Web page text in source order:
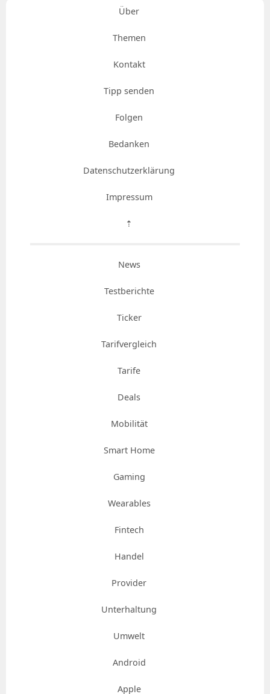
Über
Themen
Kontakt
Tipp senden
Folgen
Bedanken
Datenschutzerklärung
Impressum
⇡
News
Testberichte
Ticker
Tarifvergleich
Tarife
Deals
Mobilität
Smart Home
Gaming
Wearables
Fintech
Handel
Provider
Unterhaltung
Umwelt
Android
Apple